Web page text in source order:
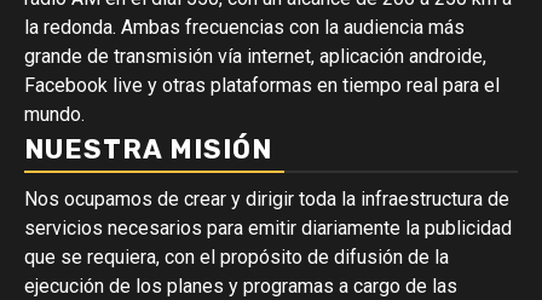
la redonda. Ambas frecuencias con la audiencia más
grande de transmisión vía internet, aplicación androide,
Facebook live y otras plataformas en tiempo real para el
mundo.
NUESTRA MISIÓN
Nos ocupamos de crear y dirigir toda la infraestructura de
servicios necesarios para emitir diariamente la publicidad
que se requiera, con el propósito de difusión de la
ejecución de los planes y programas a cargo de las